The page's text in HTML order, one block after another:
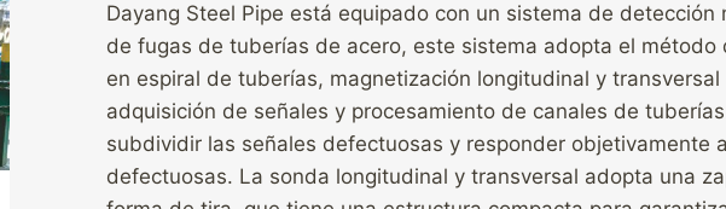
Dayang Steel Pipe está equipado con un sistema de
de fugas de tuberías de acero, este sistema adopta el método
en espiral de tuberías, magnetización longitudinal y
adquisición de señales y procesamiento de canales de
subdividir las señales defectuosas y responder objetivamente
defectuosas. La sonda longitudinal y transversal adopta una